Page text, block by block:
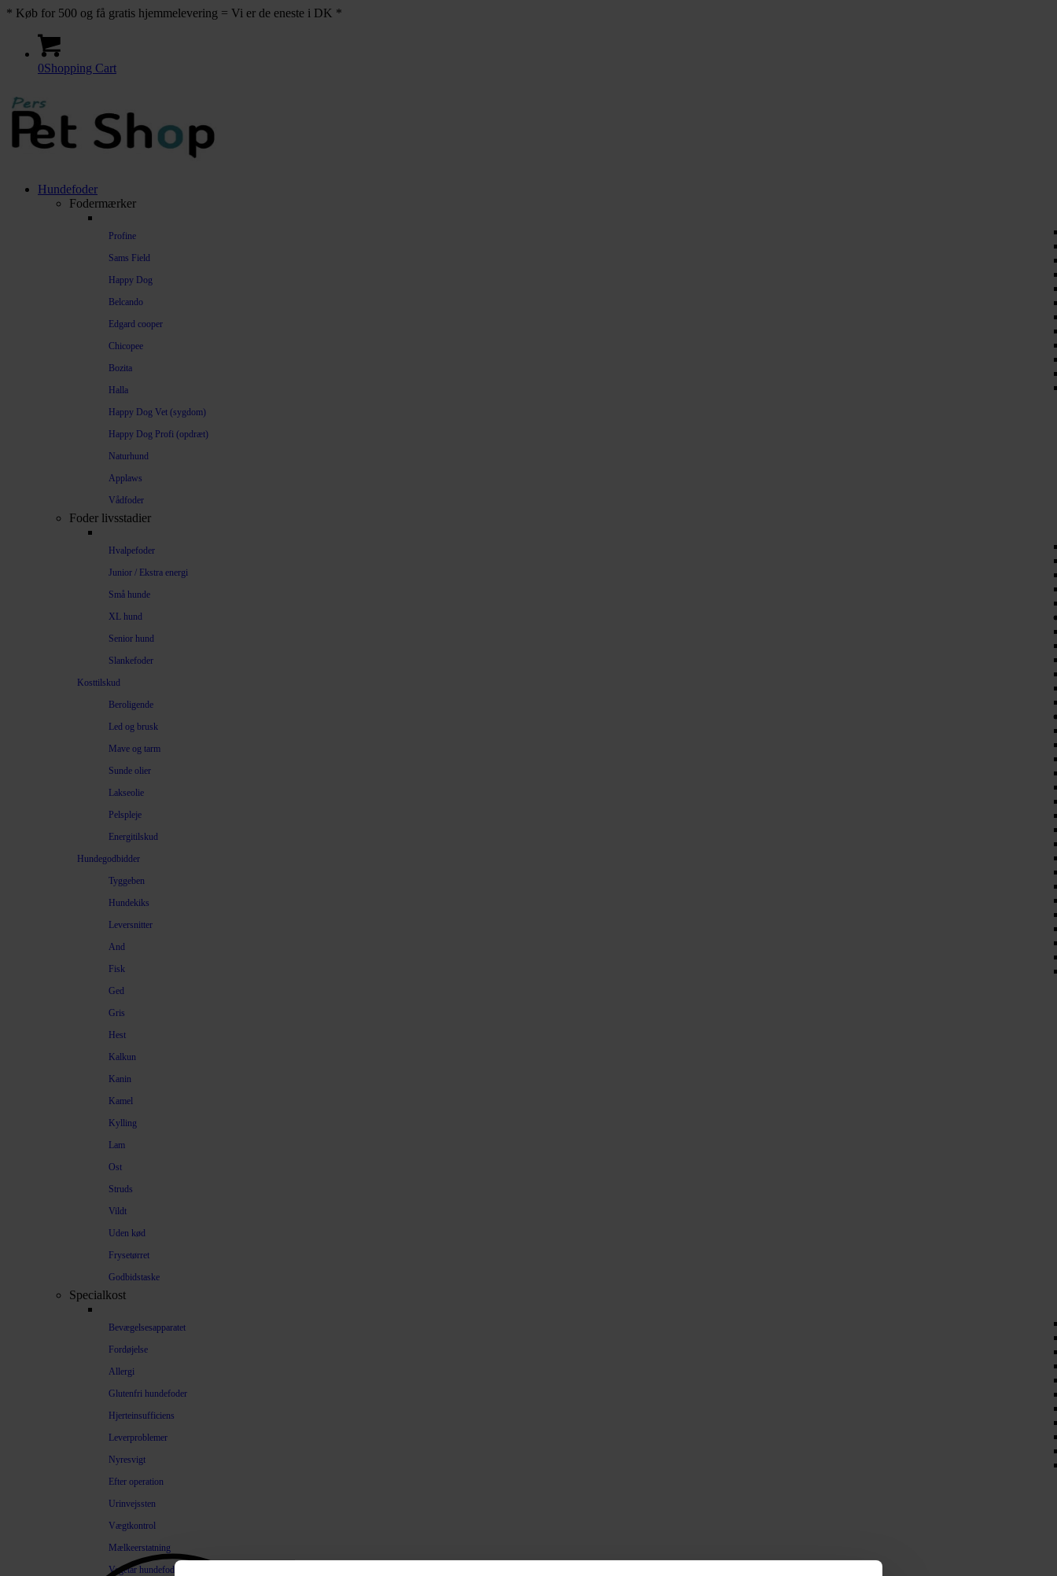
* Køb for 500 og få gratis hjemmelevering = Vi er de eneste i DK *
0Shopping Cart
Hundefoder
Fodermærker
Profine
Sams Field
Happy Dog
Belcando
Edgard cooper
Chicopee
Bozita
Halla
Happy Dog Vet (sygdom)
Happy Dog Profi (opdræt)
Naturhund
Applaws
Vådfoder
Foder livsstadier
Hvalpefoder
Junior / Ekstra energi
Små hunde
XL hund
Senior hund
Slankefoder
Kosttilskud
Beroligende
Led og brusk
Mave og tarm
Sunde olier
Lakseolie
Pelspleje
Energitilskud
Hundegodbidder
Tyggeben
Hundekiks
Leversnitter
And
Fisk
Ged
Gris
Hest
Kalkun
Kanin
Kamel
Kylling
Lam
Ost
Struds
Vildt
Uden kød
Frysetørret
Godbidstaske
Specialkost
Bevægelsesapparatet
Fordøjelse
Allergi
Glutenfri hundefoder
Hjerteinsufficiens
Leverproblemer
Nyresvigt
Efter operation
Urinvejssten
Vægtkontrol
Mælkeerstatning
Vegetar hundefoder